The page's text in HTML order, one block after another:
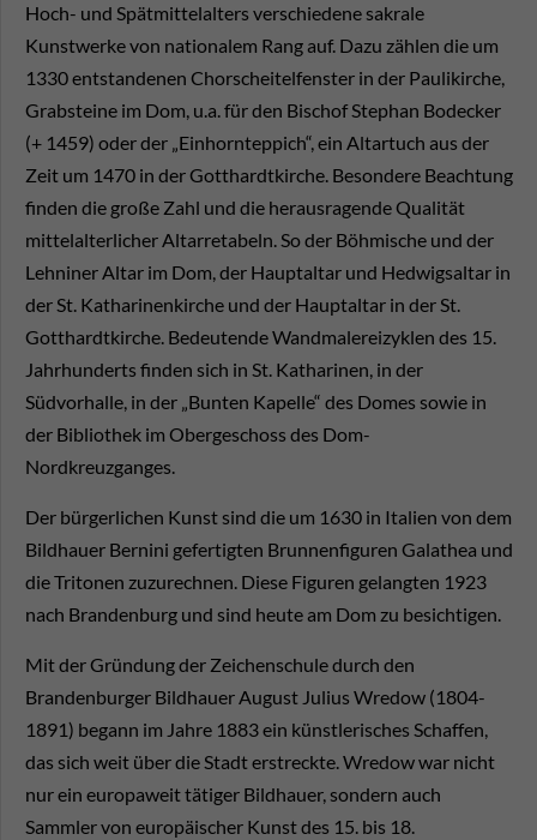
Hoch- und Spätmittelalters verschiedene sakrale
Kunstwerke von nationalem Rang auf. Dazu zählen die um
1330 entstandenen Chorscheitelfenster in der Paulikirche,
Grabsteine im Dom, u.a. für den Bischof Stephan Bodecker
(+ 1459) oder der „Einhornteppich“, ein Altartuch aus der
Zeit um 1470 in der Gotthardtkirche. Besondere Beachtung
finden die große Zahl und die herausragende Qualität
mittelalterlicher Altarretabeln. So der Böhmische und der
Lehniner Altar im Dom, der Hauptaltar und Hedwigsaltar in
der St. Katharinenkirche und der Hauptaltar in der St.
Gotthardtkirche. Bedeutende Wandmalereizyklen des 15.
Jahrhunderts finden sich in St. Katharinen, in der
Südvorhalle, in der „Bunten Kapelle“ des Domes sowie in
der Bibliothek im Obergeschoss des Dom-
Nordkreuzganges.
Der bürgerlichen Kunst sind die um 1630 in Italien von dem
Bildhauer Bernini gefertigten Brunnenfiguren Galathea und
die Tritonen zuzurechnen. Diese Figuren gelangten 1923
nach Brandenburg und sind heute am Dom zu besichtigen.
Mit der Gründung der Zeichenschule durch den
Brandenburger Bildhauer August Julius Wredow (1804-
1891) begann im Jahre 1883 ein künstlerisches Schaffen,
das sich weit über die Stadt erstreckte. Wredow war nicht
nur ein europaweit tätiger Bildhauer, sondern auch
Sammler von europäischer Kunst des 15. bis 18.